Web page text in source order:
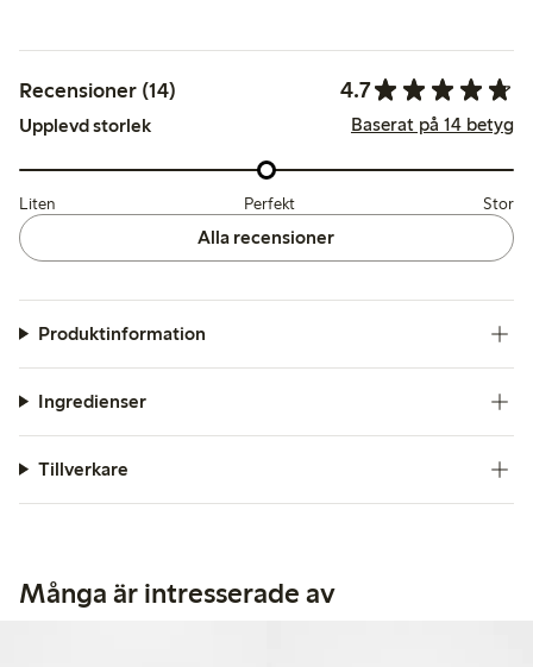
Recensioner (14) 4.7
Upplevd storlek Baserat på 14 betyg
Liten Perfekt Stor
Alla recensioner
Produktinformation
Ingredienser
Tillverkare
Många är intresserade av